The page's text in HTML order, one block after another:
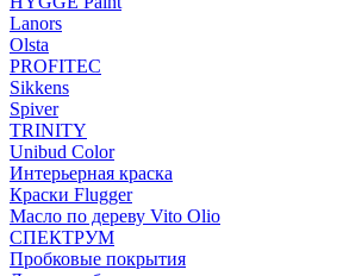
Lanors
Olsta
PROFITEC
Sikkens
Spiver
TRINITY
Unibud Color
Интерьерная краска
Краски Flugger
Масло по дереву Vito Olio
СПЕКТРУМ
Пробковые покрытия